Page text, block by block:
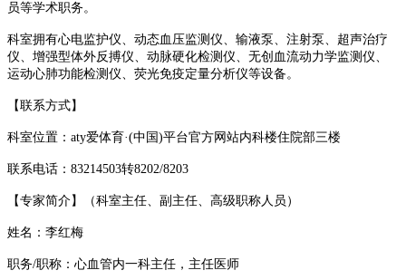
员等学术职务。
科室拥有心电监护仪、动态血压监测仪、输液泵、注射泵、超声治疗
仪、增强型体外反搏仪、动脉硬化检测仪、无创血流动力学监测仪、
运动心肺功能检测仪、荧光免疫定量分析仪等设备。
【联系方式】
科室位置： aty爱体育·(中国)平台官方网站内科楼住院部三楼
联系电话： 83214503转8202/8203
【专家简介】（科室主任、副主任、高级职称人员）
姓名： 李红梅
职务/职称： 心血管内一科主任，主任医师